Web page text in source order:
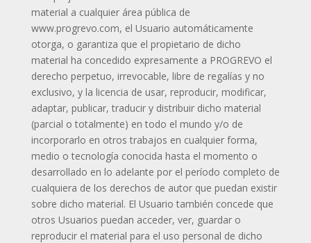
material a cualquier área pública de
www.progrevo.com, el Usuario automáticamente
otorga, o garantiza que el propietario de dicho
material ha concedido expresamente a PROGREVO el
derecho perpetuo, irrevocable, libre de regalías y no
exclusivo, y la licencia de usar, reproducir, modificar,
adaptar, publicar, traducir y distribuir dicho material
(parcial o totalmente) en todo el mundo y/o de
incorporarlo en otros trabajos en cualquier forma,
medio o tecnología conocida hasta el momento o
desarrollado en lo adelante por el período completo de
cualquiera de los derechos de autor que puedan existir
sobre dicho material. El Usuario también concede que
otros Usuarios puedan acceder, ver, guardar o
reproducir el material para el uso personal de dicho